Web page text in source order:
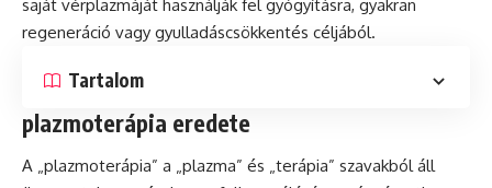
saját vérplazmáját használják fel gyógyításra, gyakran
regeneráció vagy gyulladáscsökkentés céljából.
Tartalom
plazmoterápia eredete
A „plazmoterápia” a „plazma” és „terápia” szavakból áll